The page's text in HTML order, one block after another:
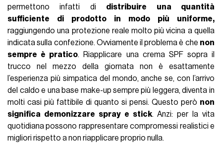
permettono infatti di distribuire una quantità
sufficiente di prodotto in modo più uniforme,
raggiungendo una protezione reale molto più vicina a quella
indicata sulla confezione. Ovviamente il problema è che non
sempre è pratico. Riapplicare una crema SPF sopra il
trucco nel mezzo della giornata non è esattamente
l’esperienza più simpatica del mondo, anche se, con l’arrivo
del caldo e una base make-up sempre più leggera, diventa in
molti casi più fattibile di quanto si pensi. Questo però non
significa demonizzare spray e stick. Anzi: per la vita
quotidiana possono rappresentare compromessi realistici e
migliori rispetto a non riapplicare proprio nulla.